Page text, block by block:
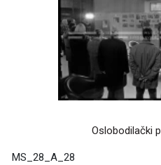
Oslobodilački
MS_28_A_28